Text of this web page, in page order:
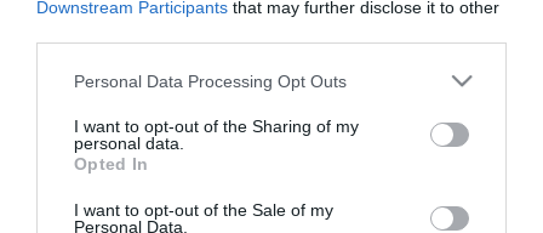
Downstream Participants that may further disclose it to other
Please note that this website/app uses one or more Google
not limited to your visit or usage behaviour. You may click to
grant or deny consent to Google and its third-party tags to
use your data for below specified purposes in below Google
consent section.
Personal Data Processing Opt Outs
I want to opt-out of the Sharing of my
personal data.
Opted In
I want to opt-out of the Sale of my
Personal Data.
Ιανουαρίου του 2023
FOCUS ON